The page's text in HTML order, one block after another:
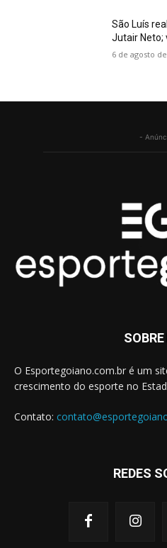
São Luís
Jutair Neto;
6 de agosto
-
O Esportegoiano.com.br é um
crescimento do esporte no
Contato:
REDES